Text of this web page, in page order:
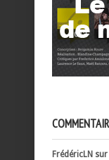
FrédéricLN sur